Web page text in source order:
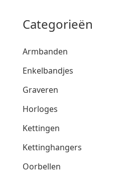
Categorieën
Armbanden
Enkelbandjes
Graveren
Horloges
Kettingen
Kettinghangers
Oorbellen